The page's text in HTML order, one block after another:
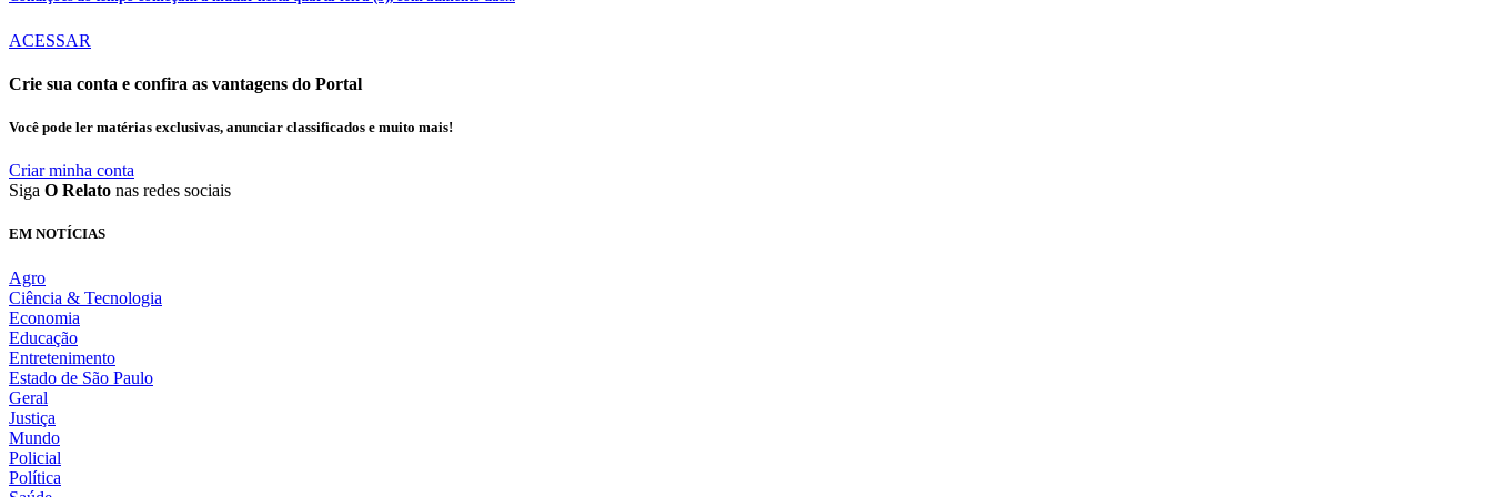
ACESSAR
Crie sua conta e confira as vantagens do Portal
Você pode ler matérias exclusivas, anunciar classificados e muito mais!
Criar minha conta
Siga O Relato nas redes sociais
EM NOTÍCIAS
Agro
Ciência & Tecnologia
Economia
Educação
Entretenimento
Estado de São Paulo
Geral
Justiça
Mundo
Policial
Política